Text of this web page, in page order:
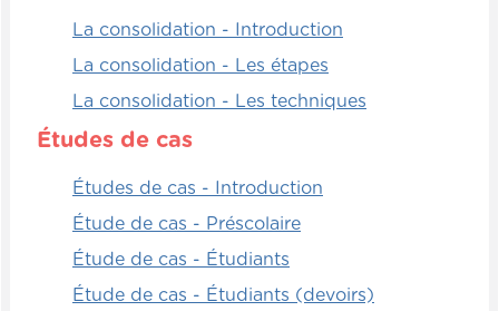
La consolidation - Introduction
La consolidation - Les étapes
La consolidation - Les techniques
Études de cas
Études de cas - Introduction
Étude de cas - Préscolaire
Étude de cas - Étudiants
Étude de cas - Étudiants (devoirs)